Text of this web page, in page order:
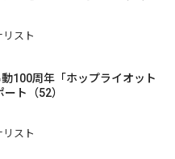
リスト
100周年「ホップライオット
ト（52）
リスト